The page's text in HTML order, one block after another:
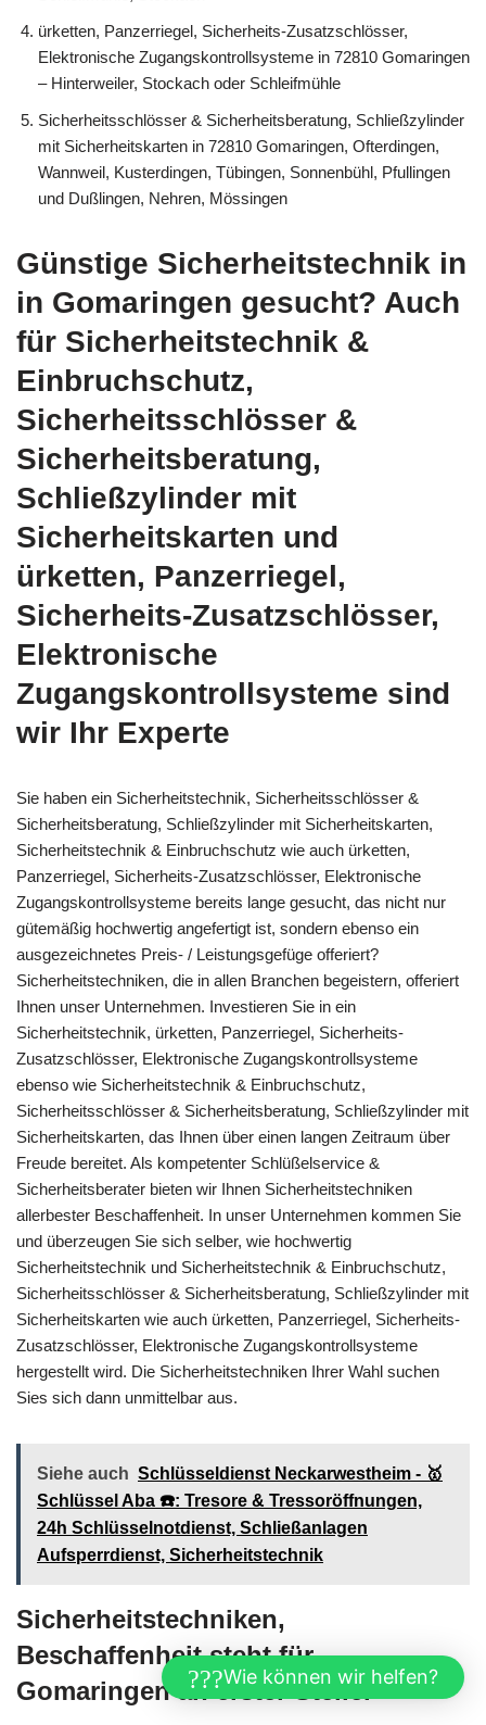
ürketten, Panzerriegel, Sicherheits-Zusatzschlösser,
Elektronische Zugangskontrollsysteme in 72810 Gomaringen
– Hinterweiler, Stockach oder Schleifmühle
Sicherheitsschlösser & Sicherheitsberatung, Schließzylinder
mit Sicherheitskarten in 72810 Gomaringen, Ofterdingen,
Wannweil, Kusterdingen, Tübingen, Sonnenbühl, Pfullingen
und Dußlingen, Nehren, Mössingen
Günstige Sicherheitstechnik in
in Gomaringen gesucht? Auch
für Sicherheitstechnik &
Einbruchschutz,
Sicherheitsschlösser &
Sicherheitsberatung,
Schließzylinder mit
Sicherheitskarten und
ürketten, Panzerriegel,
Sicherheits-Zusatzschlösser,
Elektronische
Zugangskontrollsysteme sind
wir Ihr Experte
Sie haben ein Sicherheitstechnik, Sicherheitsschlösser &
Sicherheitsberatung, Schließzylinder mit Sicherheitskarten,
Sicherheitstechnik & Einbruchschutz wie auch ürketten,
Panzerriegel, Sicherheits-Zusatzschlösser, Elektronische
Zugangskontrollsysteme bereits lange gesucht, das nicht nur
gütemäßig hochwertig angefertigt ist, sondern ebenso ein
ausgezeichnetes Preis- / Leistungsgefüge offeriert?
Sicherheitstechniken, die in allen Branchen begeistern, offeriert
Ihnen unser Unternehmen. Investieren Sie in ein
Sicherheitstechnik, ürketten, Panzerriegel, Sicherheits-
Zusatzschlösser, Elektronische Zugangskontrollsysteme
ebenso wie Sicherheitstechnik & Einbruchschutz,
Sicherheitsschlösser & Sicherheitsberatung, Schließzylinder mit
Sicherheitskarten, das Ihnen über einen langen Zeitraum über
Freude bereitet. Als kompetenter Schlüßelservice &
Sicherheitsberater bieten wir Ihnen Sicherheitstechniken
allerbester Beschaffenheit. In unser Unternehmen kommen Sie
und überzeugen Sie sich selber, wie hochwertig
Sicherheitstechnik und Sicherheitstechnik & Einbruchschutz,
Sicherheitsschlösser & Sicherheitsberatung, Schließzylinder mit
Sicherheitskarten wie auch ürketten, Panzerriegel, Sicherheits-
Zusatzschlösser, Elektronische Zugangskontrollsysteme
hergestellt wird. Die Sicherheitstechniken Ihrer Wahl suchen
Sies sich dann unmittelbar aus.
Siehe auch Schlüsseldienst Neckarwestheim - 🥇
Schlüssel Aba ☎️: Tresore & Tressoröffnungen,
24h Schlüsselnotdienst, Schließanlagen
Aufsperrdienst, Sicherheitstechnik
Sicherheitstechniken,
Beschaffenheit steht für
Gomaringen an erster Stelle.
Wie können wir helfen?